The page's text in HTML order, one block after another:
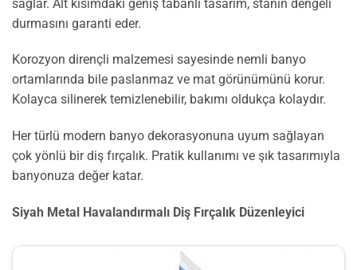
sağlar. Alt kısımdaki geniş tabanlı tasarım, stanın dengeli
durmasını garanti eder.
Korozyon dirençli malzemesi sayesinde nemli banyo
ortamlarında bile paslanmaz ve mat görünümünü korur.
Kolayca silinerek temizlenebilir, bakımı oldukça kolaydır.
Her türlü modern banyo dekorasyonuna uyum sağlayan
çok yönlü bir diş fırçalık. Pratik kullanımı ve şık tasarımıyla
banyonuza değer katar.
Siyah Metal Havalandırmalı Diş Fırçalık Düzenleyici